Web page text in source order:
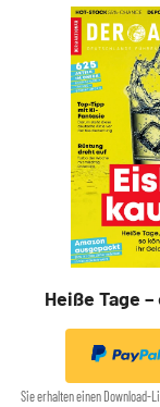
Heiße Tage
Sie erhalten einen Download-